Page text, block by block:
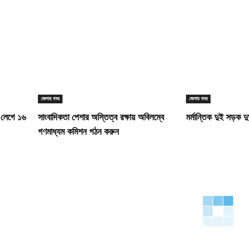
১৬
জেলার খবর
সাংবাদিকতা পেশার অস্তিত্ব রক্ষায় অবিলম্বে
গণমাধ্যম কমিশন গঠন করুন
জেলার খবর
মর্মান্তিক দুই সড়ক